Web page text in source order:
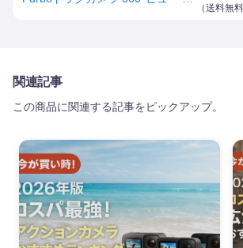
（送料無料
関連記事
この商品に関連する記事をピックアップ。